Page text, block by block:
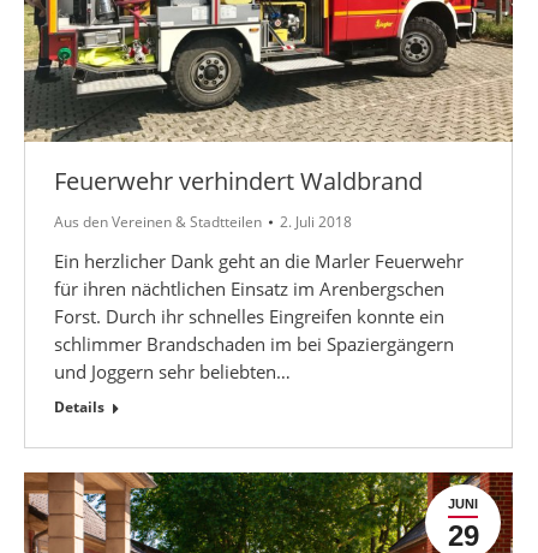
Feuerwehr verhindert Waldbrand
Aus den Vereinen & Stadtteilen 2. Juli 2018
Ein herzlicher Dank geht an die Marler Feuerwehr
für ihren nächtlichen Einsatz im Arenbergschen
Forst. Durch ihr schnelles Eingreifen konnte ein
schlimmer Brandschaden im bei Spaziergängern
und Joggern sehr beliebten…
Details
JUNI
29